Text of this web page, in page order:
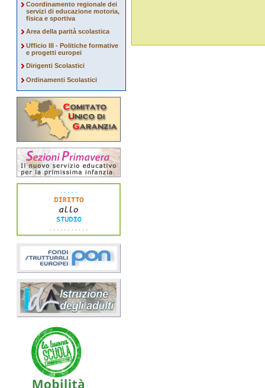
Coordinamento regionale dei
servizi di educazione motoria,
fisica e sportiva
Area della parità scolastica
Ufficio III - Politiche formative
e progetti europei
Dirigenti Scolastici
Ordinamenti Scolastici